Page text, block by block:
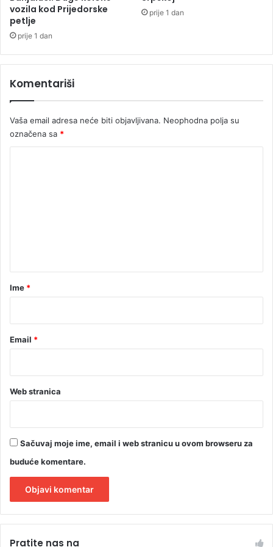
k
a
vozila kod Prijedorske
petlje
prije 1 dan
prije 1 dan
Komentariši
Vaša email adresa neće biti objavljivana. Neophodna polja su
označena sa *
r
Ime *
Email *
Web stranica
Sačuvaj moje ime, email i web stranicu u ovom browseru za
buduće komentare.
Pratite nas na